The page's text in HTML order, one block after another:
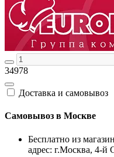
34978
Доставка и самовывоз
Самовывоз в Москве
Бесплатно из
адрес: г.Москва, 4-й